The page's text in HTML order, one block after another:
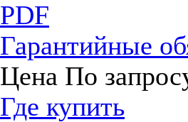
PDF
Гарантийные
Цена По
Где купить